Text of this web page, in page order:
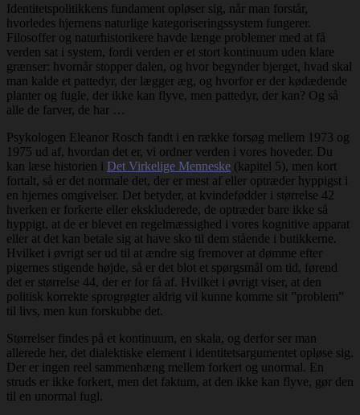
Identitetspolitikkens fundament opløser sig, når man forstår,
hvorledes hjernens naturlige kategoriseringssystem fungerer.
Filosoffer og naturhistorikere havde længe problemer med at få
verden sat i system, fordi verden er et stort kontinuum uden klare
grænser: hvornår stopper dalen, og hvor begynder bjerget, hvad skal
man kalde et pattedyr, der lægger æg, og hvorfor er der kødædende
planter og fugle, der ikke kan flyve, men pattedyr, der kan? Og så
alle de farver, de har …
Psykologen Eleanor Rosch fandt i en række forsøg mellem 1973 og
1975 ud af, hvordan det er, vi ordner verden i vores hoveder. Du
kan læse historien i Det Virkelige Menneske (kapitel 5), men kort
fortalt, så er det normale det, der er mest af eller optræder hyppigst i
en hjernes omgivelser. Det betyder, at kvindefødder i størrelse 42
hverken er forkerte eller ekskluderede, de optræder bare ikke så
hyppigt, at de er blevet en regelmæssighed i vores kognitive apparat
eller at det kan betale sig at have sko til dem stående i butikkerne.
Hvilket i øvrigt ser ud til at ændre sig fremover at dømme efter
pigernes stigende højde, så er det blot et spørgsmål om tid, førend
det er størrelse 44, der er for få af. Hvilket i øvrigt viser, at den
politisk korrekte sprogrøgter aldrig vil kunne komme sit ”problem”
til livs, men kun forskubbe det.
Størrelser findes på et kontinuum, en skala, og derfor ser man
allerede her, det dialektiske element i identitetsargumentet opløse sig.
Der er ingen reel sammenhæng mellem forkert og unormal. En
struds er ikke forkert, men det faktum, at den ikke kan flyve, gør den
til en unormal fugl.